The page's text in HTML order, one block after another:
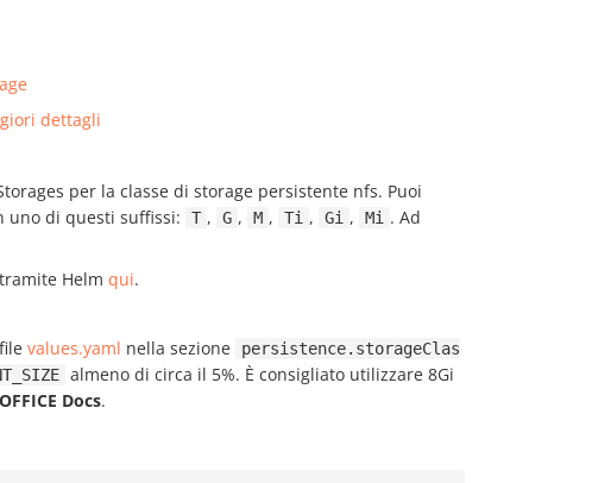
dettagli
per la classe di storage persistente nfs. Puoi
uno di questi suffissi:
T , G , M , Ti , Gi , Mi . Ad
Helm qui.
values.yaml nella sezione
persistence.storageClas
almeno di circa il 5%. È consigliato utilizzare 8Gi
Docs.